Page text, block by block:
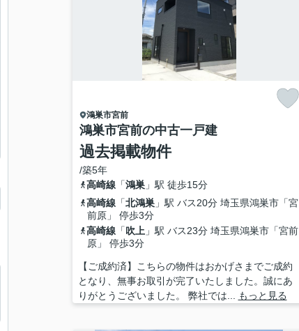
鴻巣市宮前
鴻巣市宮前の中古一戸建
過去掲載物件
/築5年
高崎線「鴻巣」駅 徒歩15分
高崎線「北鴻巣」駅 バス20分 埼玉県鴻巣市「宮
前原」 停歩3分
高崎線「吹上 」駅 バス23分 埼玉県鴻巣市「宮前
原」 停歩3分
【ご成約済】こちらの物件はおかげさまでご成約
となり、無事お取引が完了いたしました。誠にあ
りがとうございました。 弊社では...
もっと見る